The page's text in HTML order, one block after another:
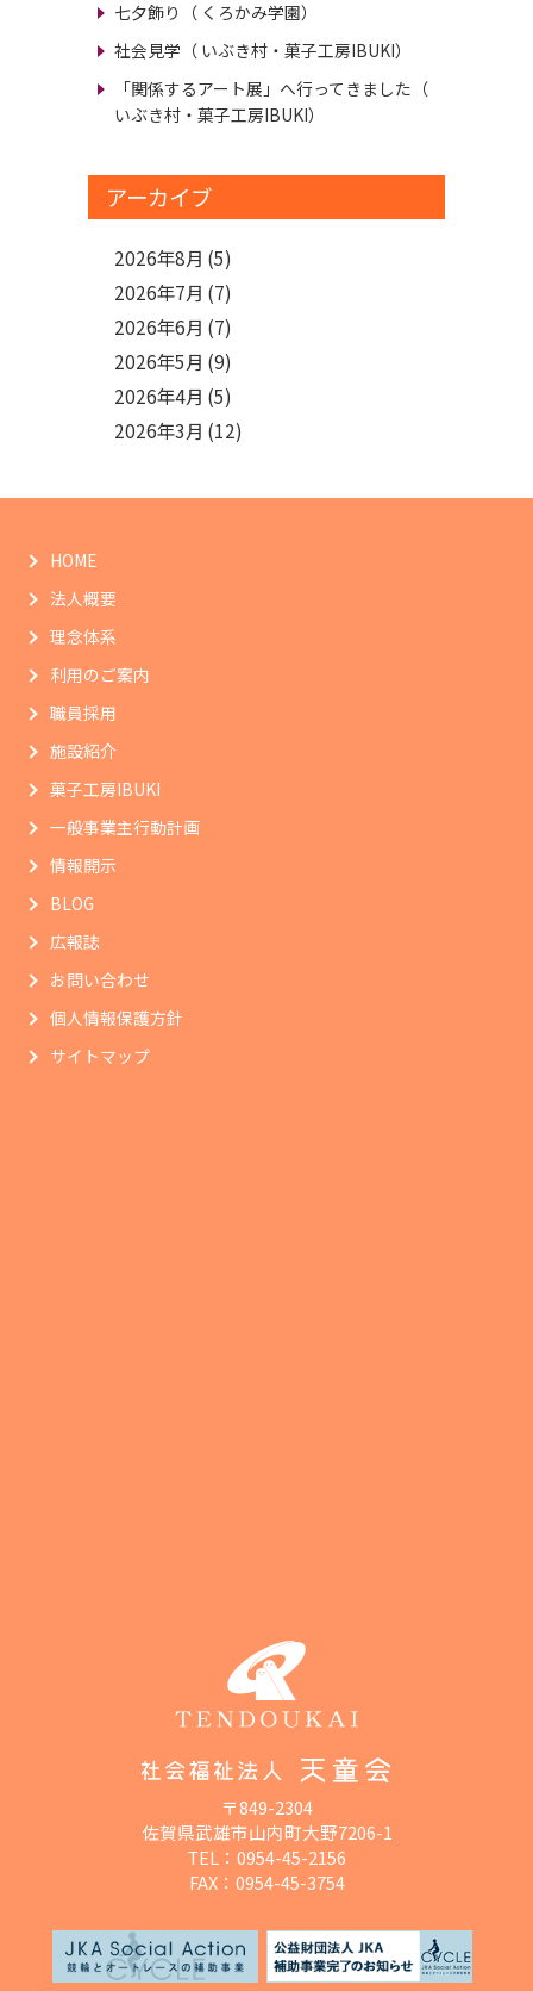
七夕飾り
（ くろかみ学園）
社会見学 （ いぶき村・菓子工房IBUKI）
「関係するアート展」へ行ってきました （
いぶき村・菓子工房IBUKI）
アーカイブ
2026年8月 (5)
2026年7月 (7)
2026年6月 (7)
2026年5月 (9)
2026年4月 (5)
2026年3月 (12)
HOME
法人概要
理念体系
利用のご案内
職員採用
施設紹介
菓子工房IBUKI
一般事業主行動計画
情報開示
BLOG
広報誌
お問い合わせ
個人情報保護方針
サイトマップ
〒849-2304
佐賀県武雄市山内町大野7206-1
TEL： 0954-45-2156
FAX：0954-45-3754